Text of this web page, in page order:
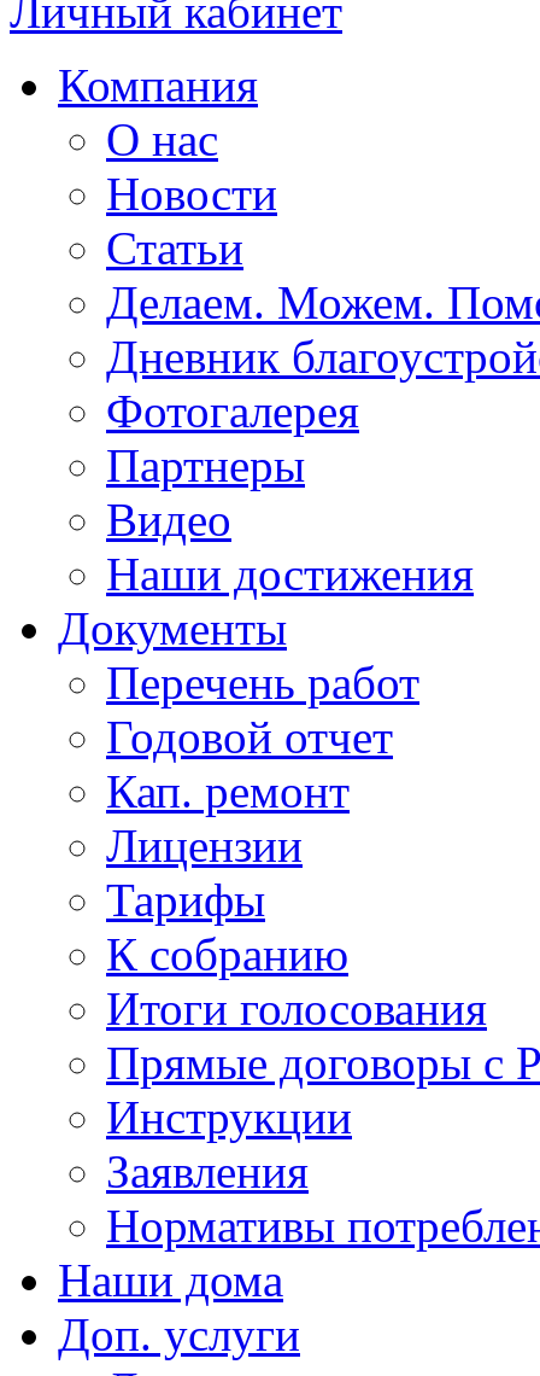
Личный кабинет
Компания
О нас
Новости
Статьи
Делаем. Можем.
Дневник
Фотогалерея
Партнеры
Видео
Наши достижения
Документы
Перечень работ
Годовой отчет
Кап. ремонт
Лицензии
Тарифы
К собранию
Итоги голосования
Прямые договоры с
Инструкции
Заявления
Нормативы
Наши дома
Доп. услуги